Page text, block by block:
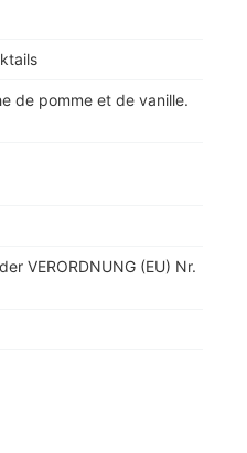
de pomme et de vanille.
VERORDNUNG (EU) Nr.